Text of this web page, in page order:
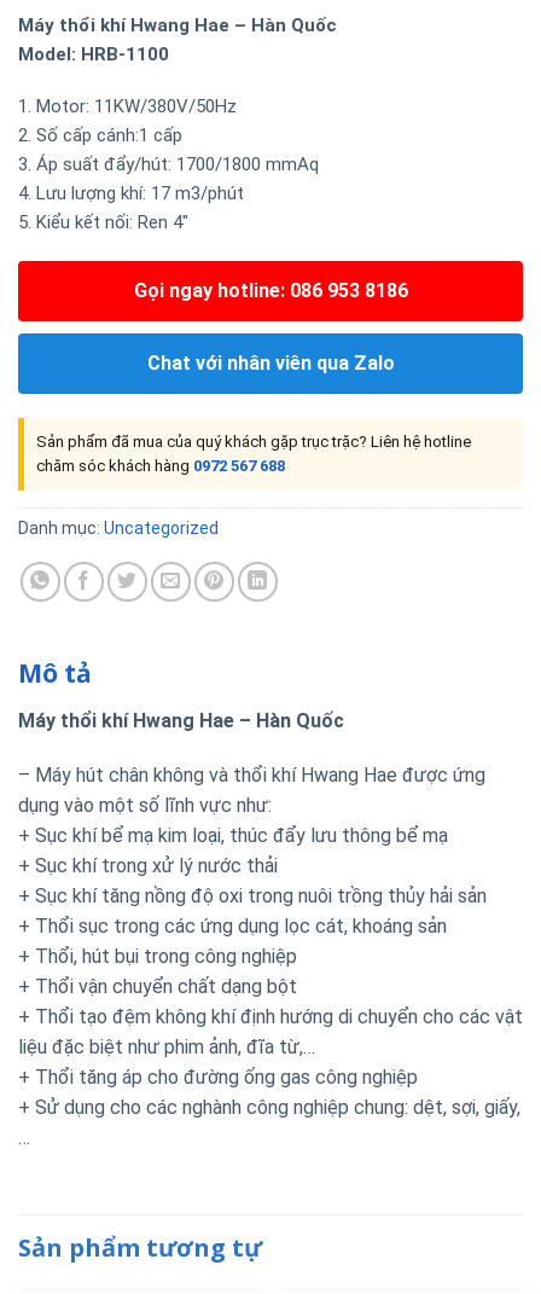
Máy thổi khí Hwang Hae – Hàn Quốc
Model: HRB-1100
1. Motor: 11KW/380V/50Hz
2. Số cấp cánh:1 cấp
3. Áp suất đẩy/hút: 1700/1800 mmAq
4. Lưu lượng khí: 17 m3/phút
5. Kiểu kết nối: Ren 4″
Gọi ngay hotline: 086 953 8186
Chat với nhân viên qua Zalo
Sản phẩm đã mua của quý khách gặp trục trặc? Liên hệ hotline
chăm sóc khách hàng 0972 567 688
Danh mục: Uncategorized
Mô tả
Máy thổi khí Hwang Hae – Hàn Quốc
– Máy hút chân không và thổi khí Hwang Hae được ứng
dụng vào một số lĩnh vực như:
+ Sục khí bể mạ kim loại, thúc đẩy lưu thông bể mạ
+ Sục khí trong xử lý nước thải
+ Sục khí tăng nồng độ oxi trong nuôi trồng thủy hải sản
+ Thổi sục trong các ứng dụng lọc cát, khoáng sản
+ Thổi, hút bụi trong công nghiệp
+ Thổi vận chuyển chất dạng bột
+ Thổi tạo đệm không khí định hướng di chuyển cho các vật
liệu đặc biệt như phim ảnh, đĩa từ,…
+ Thổi tăng áp cho đường ống gas công nghiệp
+ Sử dụng cho các nghành công nghiệp chung: dệt, sợi, giấy,
…
Sản phẩm tương tự